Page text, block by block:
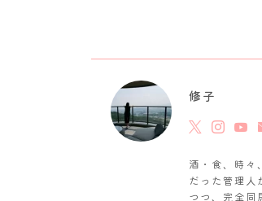
修子
酒・食、時々
だった管理
つつ、完全同